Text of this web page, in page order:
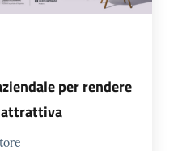
per rendere
attrattiva